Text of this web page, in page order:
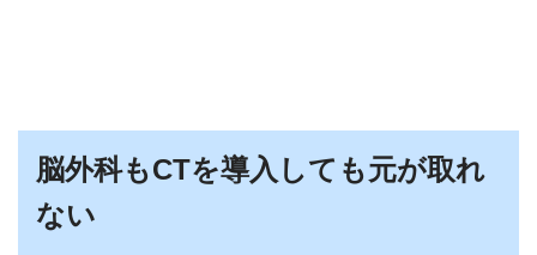
脳外科もCTを導入しても元が取れ
ない